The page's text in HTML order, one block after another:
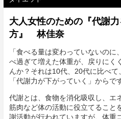
大人女性のための『代謝
方』 林佳奈
「食べる量は変わっていないの
べ過ぎて増えた体重が、戻りにく
んか？それは10代、20代に比べ
「代謝力が下がっていく」からで
代謝とは、食物を消化吸収し、エ
筋肉など体の活動に役立てること
謝活動が行われていますが、体重